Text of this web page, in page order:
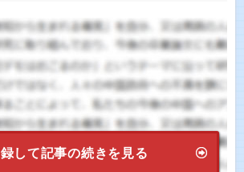
して記事の続きを見る